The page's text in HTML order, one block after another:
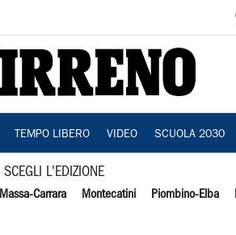
TEMPO LIBERO VIDEO SCUOLA 2030
SCEGLI L'EDIZIONE
Massa-Carrara Montecatini Piombino-Elba